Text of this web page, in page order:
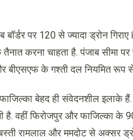
पर 120 से ज्यादा ड्रोन
करना चाहता है. पंजाब सीमा
बीएसएफ के गश्ती दल नियमित रूप
बेहद ही संवेदनशील इलाके
है. वहीं फिरोजपुर और फाजिल्का
बस्ती रामलाल और ममदोट से